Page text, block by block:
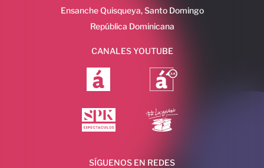
Ensanche Quisqueya, Santo Domingo
República Dominicana
CANALES YOUTUBE
SÍGUENOS EN REDES